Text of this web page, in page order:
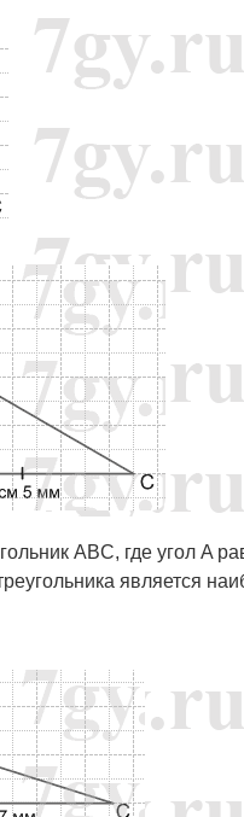
ABC, где угол A
является